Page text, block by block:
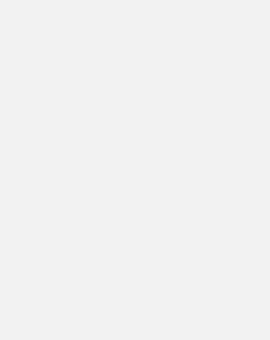
APTECZKA